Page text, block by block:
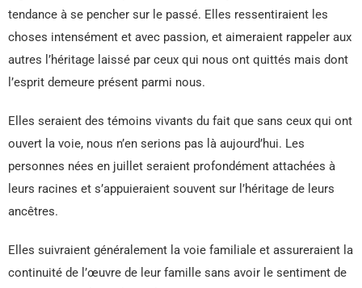
tendance à se pencher sur le passé. Elles ressentiraient les
choses intensément et avec passion, et aimeraient rappeler aux
autres l’héritage laissé par ceux qui nous ont quittés mais dont
l’esprit demeure présent parmi nous.
Elles seraient des témoins vivants du fait que sans ceux qui ont
ouvert la voie, nous n’en serions pas là aujourd’hui. Les
personnes nées en juillet seraient profondément attachées à
leurs racines et s’appuieraient souvent sur l’héritage de leurs
ancêtres.
Elles suivraient généralement la voie familiale et assureraient la
continuité de l’œuvre de leur famille sans avoir le sentiment de